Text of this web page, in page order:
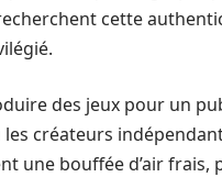
cette
des jeux pour un
créateurs
une bouffée d’air frais,